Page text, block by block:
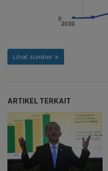
ARTIKEL TERKAIT